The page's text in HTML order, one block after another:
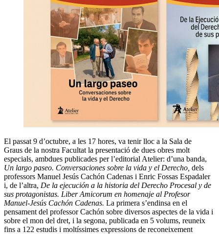
El passat 9 d’octubre, a les 17 hores, va tenir lloc a la Sala de
Graus de la nostra Facultat la presentació de dues obres molt
especials, ambdues publicades per l’editorial Atelier: d’una banda,
Un largo paseo. Conversaciones sobre la vida y el Derecho, dels
professors Manuel Jesús Cachón Cadenas i Enric Fossas Espadaler
i, de l’altra, De la ejecución a la historia del Derecho Procesal y de
sus protagonistas. Liber Amicorum en homenaje al Profesor
Manuel-Jesús Cachón Cadenas. La primera s’endinsa en el
pensament del professor Cachón sobre diversos aspectes de la vida i
sobre el mon del dret, i la segona, publicada en 5 volums, reuneix
fins a 122 estudis i moltíssimes expressions de reconeixement